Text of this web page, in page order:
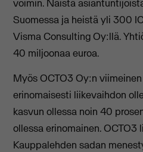
voimin. Näistä
Suomessa ja heistä yli 300
Visma Consulting Oy:llä.
40 miljoonaa euroa.
Myös OCTO3 Oy:n
erinomaisesti liikevaihdon
kasvun ollessa noin 40
ollessa erinomainen.
Kauppalehden sadan